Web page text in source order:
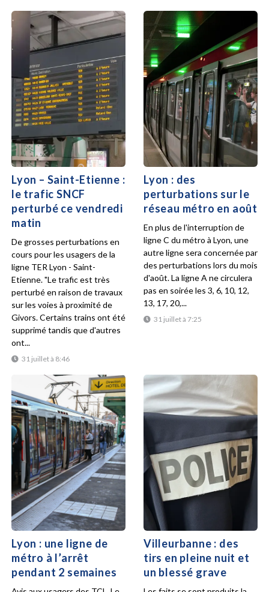
Lyon – Saint-Etienne :
le trafic SNCF
perturbé ce vendredi
matin
31 juillet à 8:46
De grosses perturbations en
cours pour les usagers de la
ligne TER Lyon - Saint-
Etienne. "Le trafic est très
perturbé en raison de travaux
sur les voies à proximité de
Givors. Certains trains ont été
supprimé tandis que d'autres
ont...
Lyon : des
perturbations sur le
réseau métro en août
31 juillet à 7:25
En plus de l'interruption de
ligne C du métro à Lyon, une
autre ligne sera concernée par
des perturbations lors du mois
d'août. La ligne A ne circulera
pas en soirée les 3, 6, 10, 12,
13, 17, 20,...
Lyon : une ligne de
métro à l’arrêt
pendant 2 semaines
Villeurbanne : des
tirs en pleine nuit et
un blessé grave